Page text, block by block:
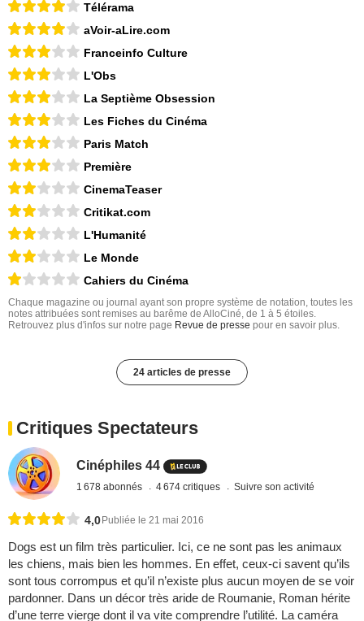
Télérama
aVoir-aLire.com
Franceinfo Culture
L'Obs
La Septième Obsession
Les Fiches du Cinéma
Paris Match
Première
CinemaTeaser
Critikat.com
L'Humanité
Le Monde
Cahiers du Cinéma
Chaque magazine ou journal ayant son propre système de notation, toutes les
notes attribuées sont remises au barême de AlloCiné, de 1 à 5 étoiles.
Retrouvez plus d'infos sur notre page Revue de presse pour en savoir plus.
24 articles de presse
Critiques Spectateurs
Cinéphiles 44
1 678 abonnés 4 674 critiques Suivre son activité
4,0Publiée le 21 mai 2016
Dogs est un film très particulier. Ici, ce ne sont pas les animaux
les chiens, mais bien les hommes. En effet, ceux-ci savent qu’ils
sont tous corrompus et qu’il n’existe plus aucun moyen de se voir
pardonner. Dans un décor très aride de Roumanie, Roman hérite
d’une terre vierge dont il va vite comprendre l’utilité. La caméra